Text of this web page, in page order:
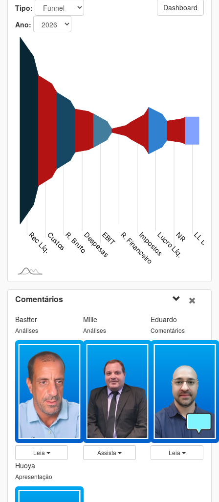
Tipo:
Ano:
Dashboard
Comentários
Bastter
Análises
Leia
Mille
Análises
Assista
Eduardo
Comentários
Leia
Huoya
Apresentação